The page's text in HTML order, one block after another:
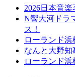
2026日本音
N響大河ドラ
ス！
ローランド
なんと大野知
ローランド浜